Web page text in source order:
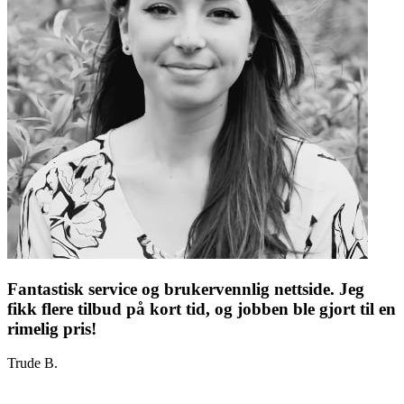
Fantastisk service og brukervennlig nettside. Jeg
fikk flere tilbud på kort tid, og jobben ble gjort til en
rimelig pris!
Trude B.